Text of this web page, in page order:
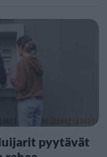
pyytävät